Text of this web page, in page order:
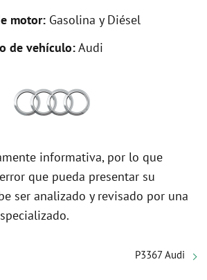
motor: Gasolina y Diésel
de vehículo:Audi
informativa, por lo que
que pueda presentar su
ser analizado y revisado por una
P3367 Audi